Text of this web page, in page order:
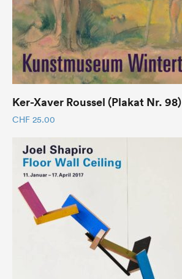
Ker-Xaver Roussel (Plakat Nr. 98)
CHF 25.00